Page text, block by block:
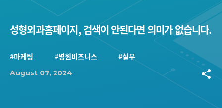
성형외과홈페이지, 검색이 안된다면 의미가 없습니다.
#마케팅 #병원비즈니스 #실무
August 07, 2024 share